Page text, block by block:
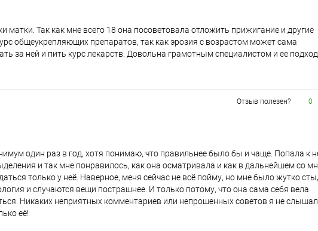
Так как мне всего 18 она посоветовала отложить прижигание и другие
общеукрепляющих препаратов, так как эрозия с возрастом может сама
за ней и пить курс лекарств. Довольна грамотным специалистом и ее
Отзыв полезен? 0
один раз в год, хотя понимаю, что правильнее было бы и чаще. Попала к
и так мне понравилось, как она осматривала и как в дальнейшем со
только у неё. Наверное, меня сейчас не всё пойму, но мне было жутко
и случаются вещи пострашнее. И только потому, что она сама себя вела
Никаких неприятных комментариев или непрошенных советов я не
её!